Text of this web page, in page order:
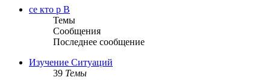
се кто р В
Темы
Сообщения
Последнее сообщение
Изучение Ситуаций
39 Темы